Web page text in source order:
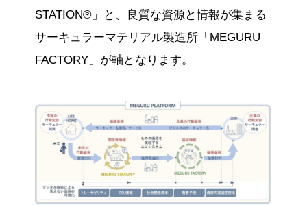
STATION®」と、良質な資源と情報が集まる
サーキュラーマテリアル製造所「MEGURU
FACTORY」が軸となります。